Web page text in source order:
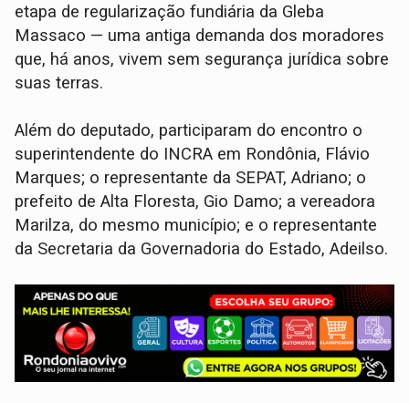
etapa de regularização fundiária da Gleba
Massaco — uma antiga demanda dos moradores
que, há anos, vivem sem segurança jurídica sobre
suas terras.
Além do deputado, participaram do encontro o
superintendente do INCRA em Rondônia, Flávio
Marques; o representante da SEPAT, Adriano; o
prefeito de Alta Floresta, Gio Damo; a vereadora
Marilza, do mesmo município; e o representante
da Secretaria da Governadoria do Estado, Adeilso.